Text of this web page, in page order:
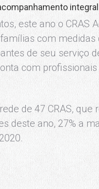
integral
este ano o CRAS
com
de seu serviço
com
de 47 CRAS,
deste ano, 27% a